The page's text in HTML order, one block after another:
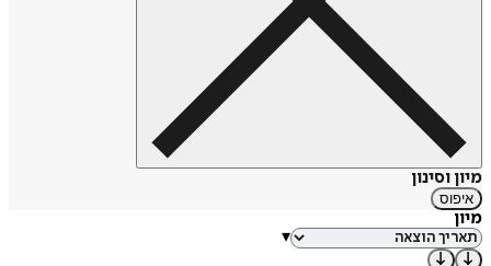
מיון וסינון
איפוס
מיון
▾